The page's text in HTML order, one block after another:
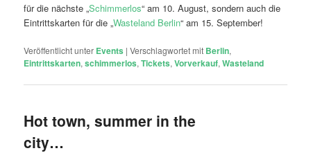
für die nächste „Schimmerlos“ am 10. August, sondern auch die
Eintrittskarten für die „Wasteland Berlin“ am 15. September!
Veröffentlicht unter Events |Verschlagwortet mit Berlin,
Eintrittskarten,schimmerlos,Tickets,Vorverkauf,Wasteland
Hot town, summer in the
city…